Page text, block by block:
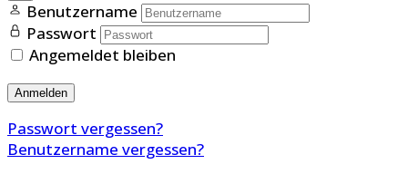
Benutzername
Passwort
Angemeldet bleiben
Anmelden
Passwort vergessen?
Benutzername vergessen?